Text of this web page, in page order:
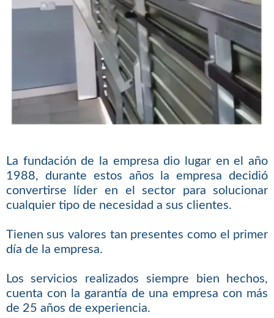
La fundación de la empresa dio lugar en el año
1988, durante estos años la empresa decidió
convertirse líder en el sector para solucionar
cualquier tipo de necesidad a sus clientes.
Tienen sus valores tan presentes como el primer
día de la empresa.
Los servicios realizados siempre bien hechos,
cuenta con la garantía de una empresa con más
de 25 años de experiencia.